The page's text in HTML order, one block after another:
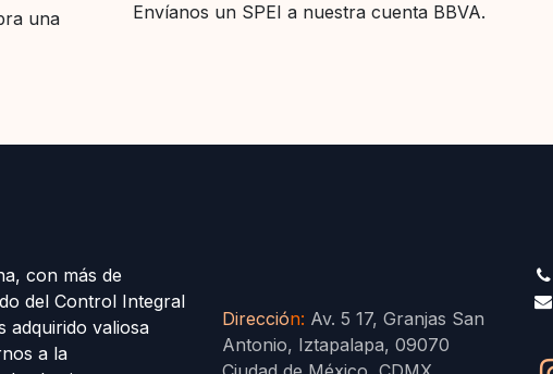
una
Envíanos un SPEI a nuestra cuenta BBVA.
con más de
del Control Integral
adquirido valiosa
a la
Dirección: Av. 5 17, Granjas San
Antonio, Iztapalapa, 09070